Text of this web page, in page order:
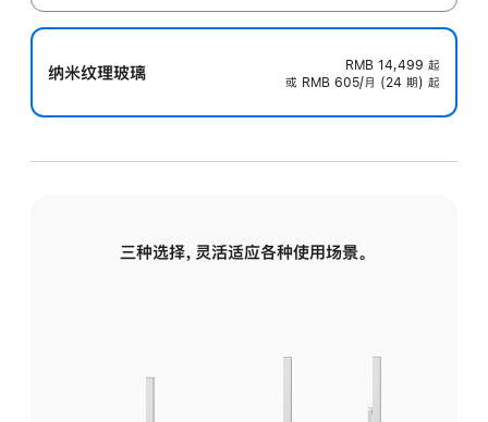
纳米纹理玻璃 RMB 14,499 起
或 RMB 605/月 (24 期) 起
三种选择，灵活适应各种使用场景。